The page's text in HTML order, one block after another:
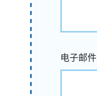
电子邮件